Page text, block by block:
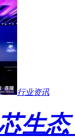
行业资讯
生